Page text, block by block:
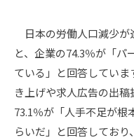
日本の労働人口減少が
と、企業の74.3％が「
ている」と回答してい
き上げや求人広告の出稿
73.1％が「人手不足が根
らいだ」と回答してお